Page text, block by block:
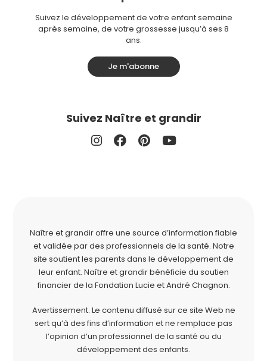
Suivez le développement de votre enfant semaine
après semaine, de votre grossesse jusqu’à ses 8
ans.
Je m'abonne
Suivez Naître et grandir
Naître et grandir offre une source d’information fiable
et validée par des professionnels de la santé. Notre
site soutient les parents dans le développement de
leur enfant. Naître et grandir bénéficie du soutien
financier de la Fondation Lucie et André Chagnon.
Avertissement. Le contenu diffusé sur ce site Web ne
sert qu’à des fins d’information et ne remplace pas
l’opinion d’un professionnel de la santé ou du
développement des enfants.